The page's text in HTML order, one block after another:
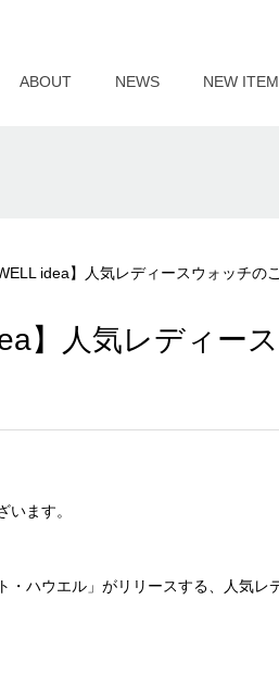
ABOUT NEWS NEW ITEM
idea】人気レディースウォッチの
】人気レディー
います。
ハウエル」がリリースする、人気レ